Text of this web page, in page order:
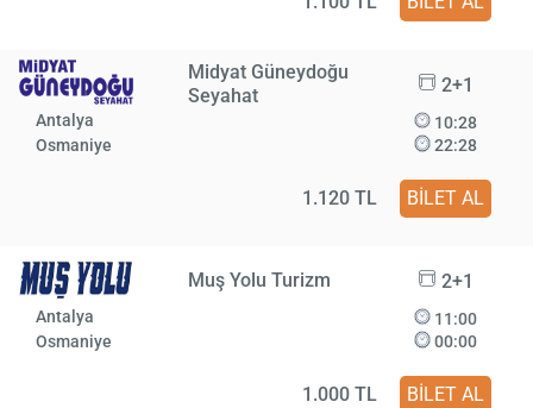
Midyat Güneydoğu
Seyahat
2+1
Antalya
Osmaniye
10:28
22:28
1.120 TL BİLET AL
Muş Yolu Turizm 2+1
Antalya
Osmaniye
11:00
00:00
1.000 TL BİLET AL